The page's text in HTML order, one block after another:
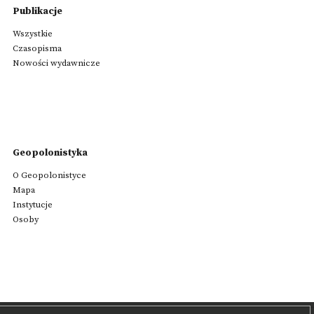
Publikacje
Wszystkie
Czasopisma
Nowości wydawnicze
Geopolonistyka
O Geopolonistyce
Mapa
Instytucje
Osoby